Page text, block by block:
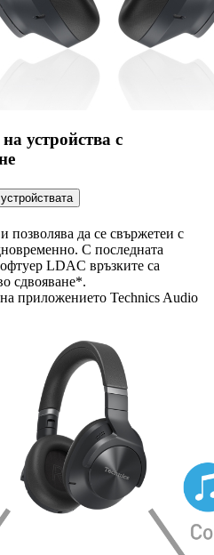
устройства с
позволява да се свържетеи с
С последната
LDAC връзките са
сдвояване*.
приложението Technics Audio